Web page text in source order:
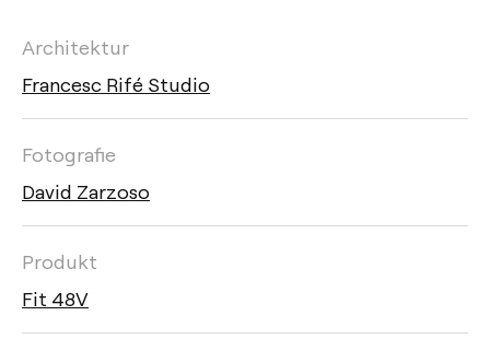
Architektur
Francesc Rifé Studio
Fotografie
David Zarzoso
Produkt
Fit 48V